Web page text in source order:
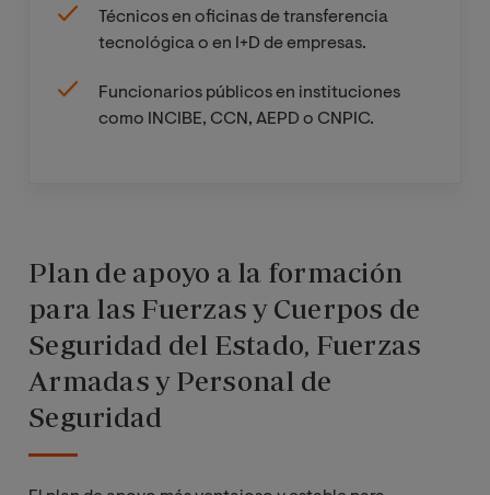
ciberdelincue
ncia
en Derecho de
Trabajo Fin de
Máster
Técnicos en oficinas de transferencia
tecnológica o en I+D de empresas.
Funcionarios públicos en instituciones
como INCIBE, CCN, AEPD o CNPIC.
Plan de apoyo a la formación
para las Fuerzas y Cuerpos de
Seguridad del Estado, Fuerzas
Armadas y Personal de
Seguridad